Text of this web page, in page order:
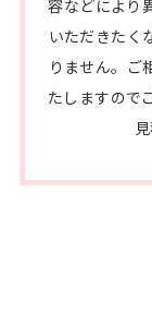
容などにより
いただきたく
りません。 ご
たしますので